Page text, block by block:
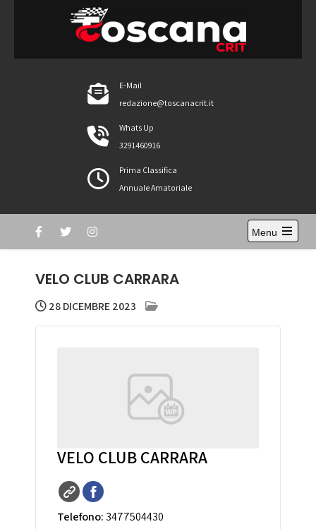
ToscanaCRIT
RIDE4WIN
E-Mail
redazione@toscanacrit.it
Whats Up
3291460916
Prima Classifica
Annuale Amatoriale
Menu
Open
VELO CLUB CARRARA
28 DICEMBRE 2023
VELO CLUB CARRARA
Telefono: 3477504430